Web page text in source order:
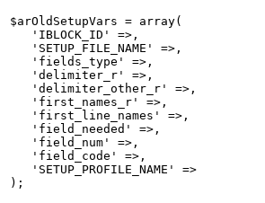
$arOldSetupVars = array(
'IBLOCK_ID' =>,
'SETUP_FILE_NAME' =>,
'fields_type' =>,
'delimiter_r' =>,
'delimiter_other_r' =>,
'first_names_r' =>,
'first_line_names' =>,
'field_needed' =>,
'field_num' =>,
'field_code' =>,
'SETUP_PROFILE_NAME' =>